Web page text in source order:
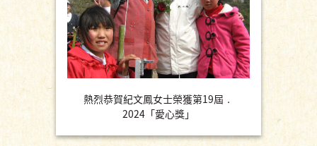
熱烈恭賀紀文鳳女士榮獲第19屆．
2024「愛心獎」